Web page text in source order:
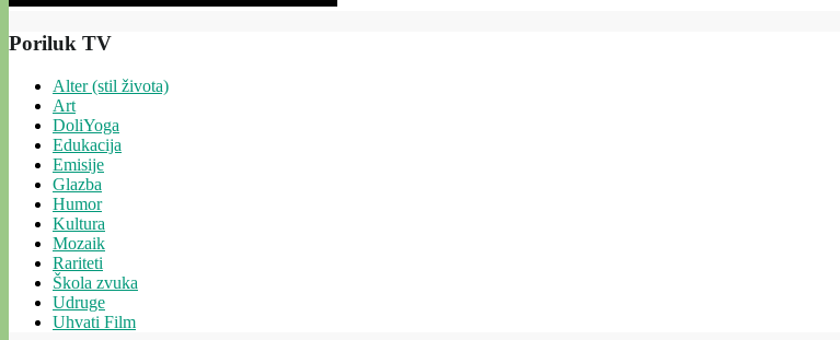
Poriluk TV
Alter (stil života)
Art
DoliYoga
Edukacija
Emisije
Glazba
Humor
Kultura
Mozaik
Rariteti
Škola zvuka
Udruge
Uhvati Film